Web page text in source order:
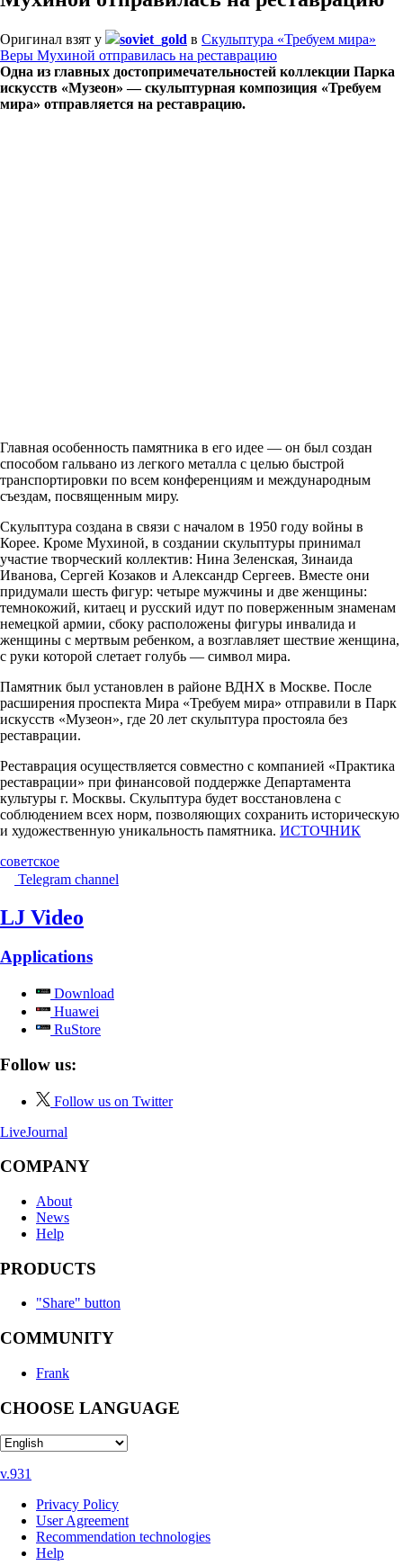
Оригинал взят у soviet_gold в Скульптура «Требуем мира»
Веры Мухиной отправилась на реставрацию
Одна из главных достопримечательностей коллекции Парка
искусств «Музеон» — скульптурная композиция «Требуем
мира» отправляется на реставрацию.
Главная особенность памятника в его идее — он был создан
способом гальвано из легкого металла с целью быстрой
транспортировки по всем конференциям и международным
съездам, посвященным миру.
Скульптура создана в связи с началом в 1950 году войны в
Корее. Кроме Мухиной, в создании скульптуры принимал
участие творческий коллектив: Нина Зеленская, Зинаида
Иванова, Сергей Козаков и Александр Сергеев. Вместе они
придумали шесть фигур: четыре мужчины и две женщины:
темнокожий, китаец и русский идут по поверженным знаменам
немецкой армии, сбоку расположены фигуры инвалида и
женщины с мертвым ребенком, а возглавляет шествие женщина,
с руки которой слетает голубь — символ мира.
Памятник был установлен в районе ВДНХ в Москве. После
расширения проспекта Мира «Требуем мира» отправили в Парк
искусств «Музеон», где 20 лет скульптура простояла без
реставрации.
Реставрация осуществляется совместно с компанией «Практика
реставрации» при финансовой поддержке Департамента
культуры г. Москвы. Скульптура будет восстановлена с
соблюдением всех норм, позволяющих сохранить историческую
и художественную уникальность памятника. ИСТОЧНИК
советское
Telegram channel
LJ Video
Applications
Download
Huawei
RuStore
Follow us:
Follow us on Twitter
LiveJournal
COMPANY
About
News
Help
PRODUCTS
"Share" button
COMMUNITY
Frank
CHOOSE LANGUAGE
v.931
Privacy Policy
User Agreement
Recommendation technologies
Help